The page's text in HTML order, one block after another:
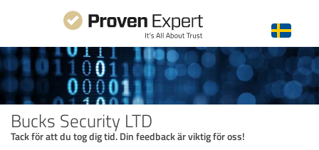
Bucks Security LTD
Tack för att du tog dig tid. Din feedback är viktig för oss!